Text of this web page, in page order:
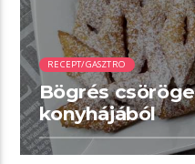
RECEPT/GASZTRO
Bögrés
konyhájából